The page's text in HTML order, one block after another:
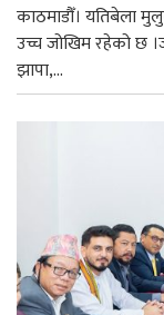
काठमाडौँ। यतिबेला
उच्च जोखिम रहेको छ
झापा,...